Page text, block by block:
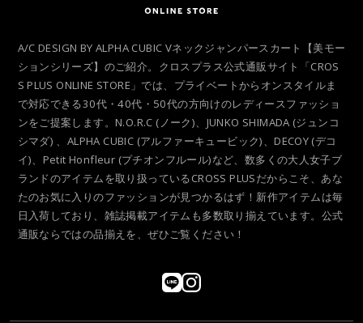
A/C DESIGN BY ALPHA CUBIC Vネックジャンパースカート【美モー
ションシリーズ】のご紹介。クロスプラス公式通販サイト「CROS
S PLUS ONLINE STORE」では、プライベートからオンスタイルま
で対応できる30代・40代・50代の方向けのレディースファッショ
ンをご提案します。N.O.R.C (ノーク)、JUNKO SHIMADA (ジュンコ
シマダ) 、ALPHA CUBIC (アルファーキュービック)、DECOY (デコ
イ)、Petit Honfleur (プチオンフルール)など、数多くの大人女子ブ
ランドのアイテムを取り扱っているCROSS PLUSだからこそ、あな
たのお気に入りのファッションが見つかるはず！新作アイテムは毎
日入荷しており、雑誌掲載アイテムも多数取り揃えています。公式
通販ならではの品揃えを、ぜひご覧ください！